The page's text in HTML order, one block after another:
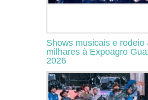
Shows musicais e rodeio
milhares à Expoagro
2026